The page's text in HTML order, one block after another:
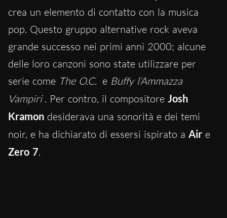
crea un elemento di contatto con la musica
pop. Questo gruppo alternative rock aveva
grande successo nei primi anni 2000; alcune
delle loro canzoni sono state utilizzare per
serie come The O.C. e Buffy l’Ammazza
Vampiri . Per contro, il compositore Josh
Kramon desiderava una sonorità e dei temi
noir, e ha dichiarato di essersi ispirato a Air e
Zero 7.